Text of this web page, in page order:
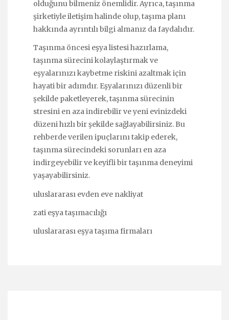
olduğunu bilmeniz önemlidir. Ayrıca, taşınma
şirketiyle iletişim halinde olup, taşıma planı
hakkında ayrıntılı bilgi almanız da faydalıdır.
Taşınma öncesi eşya listesi hazırlama,
taşınma sürecini kolaylaştırmak ve
eşyalarınızı kaybetme riskini azaltmak için
hayati bir adımdır. Eşyalarınızı düzenli bir
şekilde paketleyerek, taşınma sürecinin
stresini en aza indirebilir ve yeni evinizdeki
düzeni hızlı bir şekilde sağlayabilirsiniz. Bu
rehberde verilen ipuçlarını takip ederek,
taşınma sürecindeki sorunları en aza
indirgeyebilir ve keyifli bir taşınma deneyimi
yaşayabilirsiniz.
uluslararası evden eve nakliyat
zati eşya taşımacılığı
uluslararası eşya taşıma firmaları